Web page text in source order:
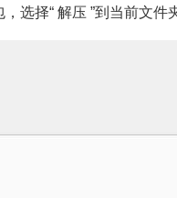
选择“ 解压 ”到当前文件